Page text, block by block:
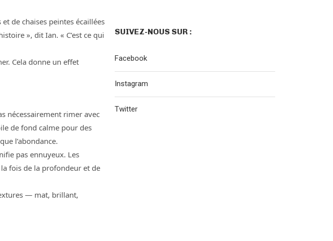
de chaises peintes écaillées
», dit Ian. « C’est ce qui
Cela donne un effet
nécessairement rimer avec
de fond calme pour des
l’abondance.
pas ennuyeux. Les
fois de la profondeur et de
— mat, brillant,
SUIVEZ-NOUS SUR :
Facebook
Instagram
Twitter